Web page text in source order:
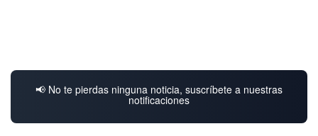
📢 No te pierdas ninguna noticia, suscríbete a nuestras
notificaciones